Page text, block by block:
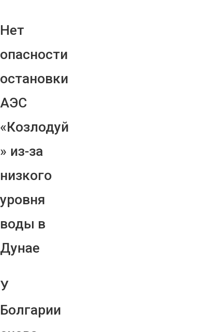
Нет
опасности
остановки
АЭС
«Козлодуй
» из-за
низкого
уровня
воды в
Дунае
У
Болгарии